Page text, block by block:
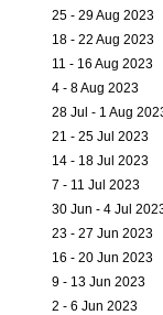
25 - 29 Aug 2023
18 - 22 Aug 2023
11 - 16 Aug 2023
4 - 8 Aug 2023
28 Jul - 1 Aug
21 - 25 Jul 2023
14 - 18 Jul 2023
7 - 11 Jul 2023
30 Jun - 4 Jul
23 - 27 Jun 2023
16 - 20 Jun 2023
9 - 13 Jun 2023
2 - 6 Jun 2023